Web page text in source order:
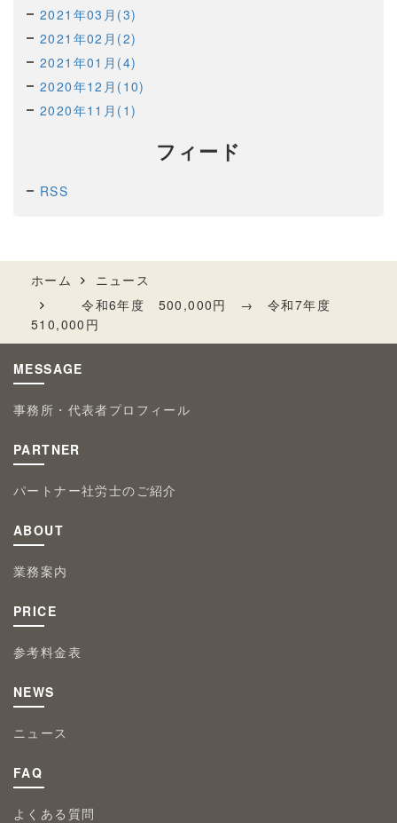
2021年03月(3)
2021年02月(2)
2021年01月(4)
2020年12月(10)
2020年11月(1)
フィード
RSS
ホーム
ニュース
令和6年度 500,000円 → 令和7年度
510,000円
MESSAGE
事務所・代表者プロフィール
PARTNER
パートナー社労士のご紹介
ABOUT
業務案内
PRICE
参考料金表
NEWS
ニュース
FAQ
よくある質問